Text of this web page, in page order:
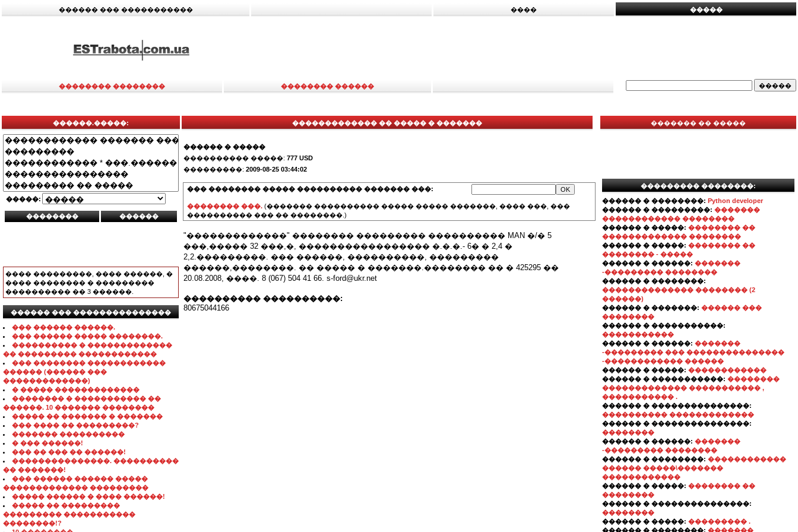
������ ��� ����������� ���� �����
�������� �������� �������� ������
������.�����:
�����:
���� ���������, ���� ������, �
���� �������� � ���������
���������� �� 3 ������.
������ ��� ���������������
��� ������ ������.
��� ������ ����� ��������.
���������� � �������������
�� ��������� ������������
��� �������� ������������
������ (������ ���
�������������)
� ����� �������������
�������� � ����������� ��
������. 10 ������� ��������
����� �� ������� � �������
��� ���� �� ���������?
������� ����������
� ��� ������!
��� �� ��� �� ������!
���������������. ����������
�� �������!
��� ������ ������ �����
������������� ���������
����� ������ � ���� ������!
����� �� ���������
��������� �����������
��������!?
������������� �� ����� � �������
������ � �����
���������� �����: 777 USD
���������: 2009-08-25 03:44:02
��� �������� ����� ���������� ������� ���:
�������� ���. (������� ���������� ����� ����� �������, ���� ���, ���
���������� ��� �� ��������.)
"�������������" �������� ��������� ���������� MAN �/� 5
���,����� 32 ���,�, ����������������� �.�.�.- 6� � 2,4 �
2,2.���������. ��� ������, ����������, ���������
������,��������. �� ����� � �������.�������� �� � 425295 ��
20.08.2008, ����. 8 (067) 504 41 66. s-ford@ukr.net
���������� ����������:
80675044166
������� �� �����
��������� ��������:
������ � ��������: Python developer
������ � ���������: �������
������������ ��������
������ � �����: �������� ��
������������� ��������
������ � �����: �������� ��
�������� - �����
������ � ������: �������
-��������� ��������
������ � ��������:
�������������� �������� (2
������)
������ � �������: ������ ���
��������
������ � �����������:
�����������
������ � ������: �������
-��������� ��� ���������������
-������������ ������
������ � �����: ������������
������ � �����������: ��������
������������� ����������� ,
����������� .
������ � ���������������:
���������� �������������
������ � ���������������:
��������
������ � ������: �������
-��������� ��������
������ � ��������: ������������
������ �����\�������
������������
������ � �����: �������� ��
��������
������ � ���������������:
��������
������ � �����: ��������� .
������ � ��������: �������